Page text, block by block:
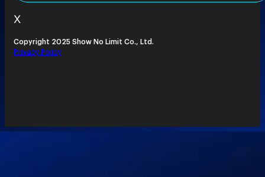
X
Copyright 2025 Show No Limit Co., Ltd.
Privacy Policy